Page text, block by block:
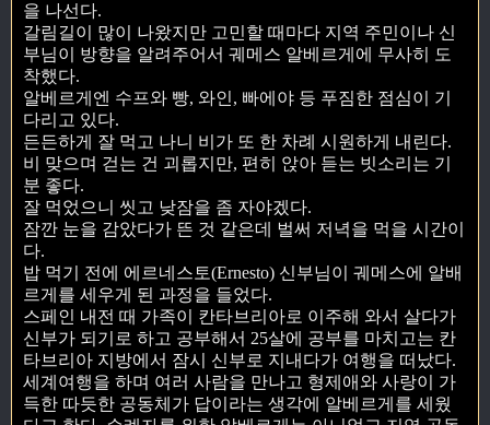
을 나선다.
갈림길이 많이 나왔지만 고민할 때마다 지역 주민이나 신
부님이 방향을 알려주어서 궤메스 알베르게에 무사히 도
착했다.
알베르게엔 수프와 빵, 와인, 빠에야 등 푸짐한 점심이 기
다리고 있다.
든든하게 잘 먹고 나니 비가 또 한 차례 시원하게 내린다.
비 맞으며 걷는 건 괴롭지만, 편히 앉아 듣는 빗소리는 기
분 좋다.
잘 먹었으니 씻고 낮잠을 좀 자야겠다.
잠깐 눈을 감았다가 뜬 것 같은데 벌써 저녁을 먹을 시간이
다.
밥 먹기 전에 에르네스토(Ernesto) 신부님이 궤메스에 알배
르게를 세우게 된 과정을 들었다.
스페인 내전 때 가족이 칸타브리아로 이주해 와서 살다가
신부가 되기로 하고 공부해서 25살에 공부를 마치고는 칸
타브리아 지방에서 잠시 신부로 지내다가 여행을 떠났다.
세계여행을 하며 여러 사람을 만나고 형제애와 사랑이 가
득한 따듯한 공동체가 답이라는 생각에 알베르게를 세웠